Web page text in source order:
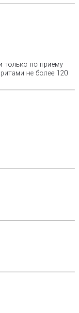
только по приему
не более 120